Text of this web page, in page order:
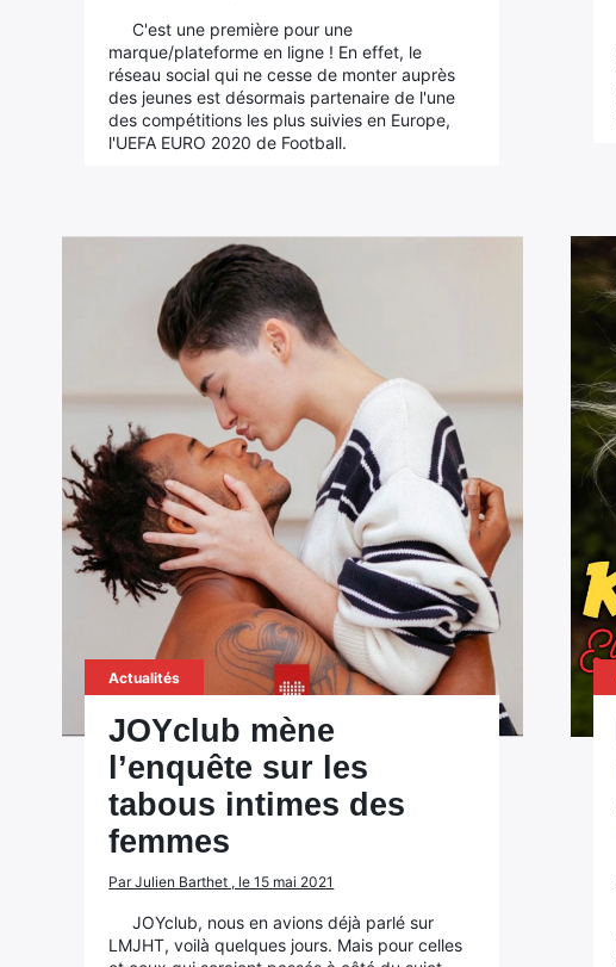
C'est une première pour une
marque/plateforme en ligne ! En effet, le
réseau social qui ne cesse de monter auprès
des jeunes est désormais partenaire de l'une
des compétitions les plus suivies en Europe,
l'UEFA EURO 2020 de Football.
Actualités
JOYclub mène
l’enquête sur les
tabous intimes des
femmes
Par Julien Barthet , le 15 mai 2021
JOYclub, nous en avions déjà parlé sur
LMJHT, voilà quelques jours. Mais pour celles